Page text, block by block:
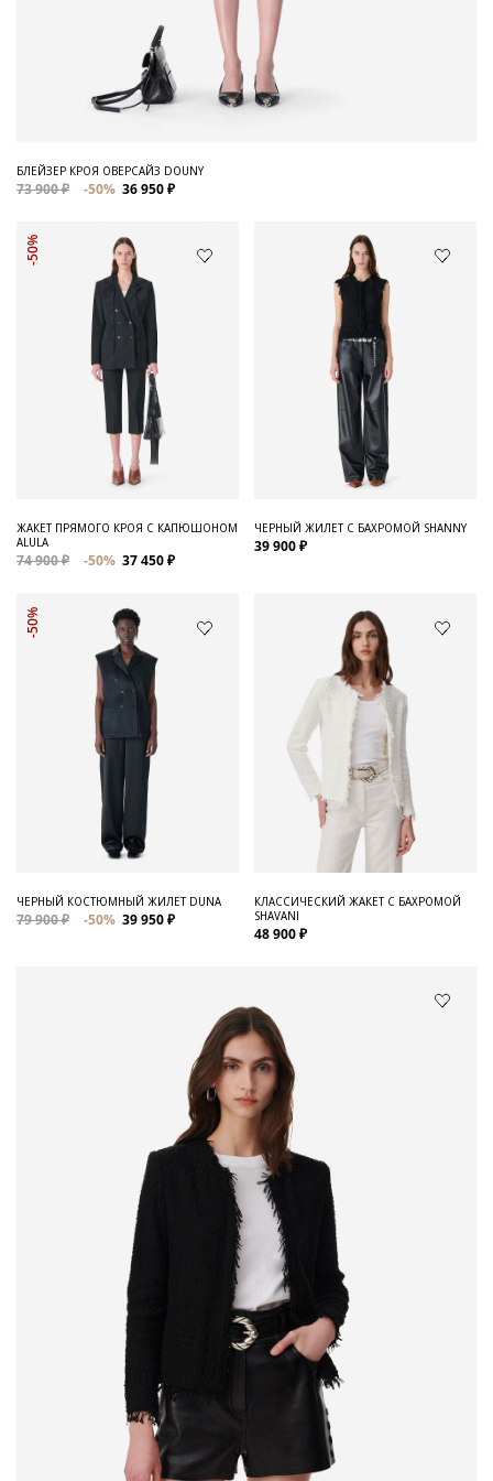
БЛЕЙЗЕР КРОЯ ОВЕРСАЙЗ DOUNY
73 900 ₽ -50% 36 950 ₽
-50%
ЖАКЕТ ПРЯМОГО КРОЯ С КАПЮШОНОМ
ALULA
74 900 ₽ -50% 37 450 ₽
ЧЕРНЫЙ ЖИЛЕТ С БАХРОМОЙ SHANNY
39 900 ₽
-50%
ЧЕРНЫЙ КОСТЮМНЫЙ ЖИЛЕТ DUNA
79 900 ₽ -50% 39 950 ₽
КЛАССИЧЕСКИЙ ЖАКЕТ С БАХРОМОЙ
SHAVANI
48 900 ₽